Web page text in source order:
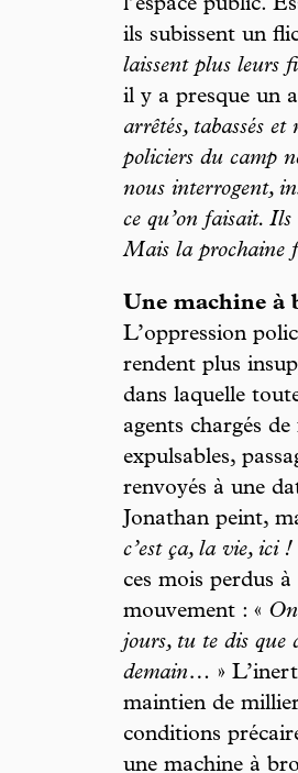
l’espace public.
ils subissent un
laissent plus leurs
il y a presque un
arrêtés, tabassés
policiers du camp
nous interrogent,
ce qu’on faisait. Ils
Mais la prochaine
Une machine à
L’oppression
rendent plus
dans laquelle
agents chargés
expulsables,
renvoyés à une
Jonathan peint,
c’est ça, la vie, ici !
ces mois perdus
mouvement : «
jours, tu te dis que
demain… »
maintien de
conditions
une machine à